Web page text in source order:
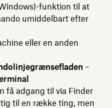
funktion til at
umiddelbart efter
eller en anden
–
få adgang til via Finder
til en række ting, men